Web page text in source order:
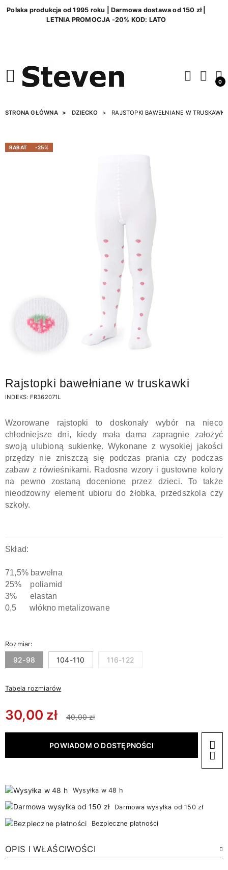
Polska produkcja od 1995 roku | Darmowa dostawa od 150 zł |
LETNIA PROMOCJA -20% KOD: LATO
0
STRONA GŁÓWNA DZIECKO RAJSTOPKI BAWEŁNIANE W TRUSKAWKI
RABAT -25%
Rajstopki bawełniane w truskawki
INDEKS: FR362071L
Wzorowane rajstopki to doskonały wybór na nieco
chłodniejsze dni, kiedy mała dama zapragnie założyć
swoją ulubioną sukienkę. Wykonane z wysokiej jakości
przędzy nie zniszczą się podczas prania czy podczas
zabaw z rówieśnikami. Radosne wzory i gustowne kolory
na pewno zostaną docenione przez dzieci. To także
nieodzowny element ubioru do żłobka, przedszkola czy
szkoły.
Skład:
71,5% bawełna
25% poliamid
3% elastan
0,5 włókno metalizowane
Rozmiar:
92-98 104-110 116-122
Tabela rozmiarów
30,00 zł 40,00 zł
POWIADOM O DOSTĘPNOŚCI
Wysyłka w 48 h
Darmowa wysyłka od 150 zł
Bezpieczne płatności
OPIS I WŁAŚCIWOŚCI